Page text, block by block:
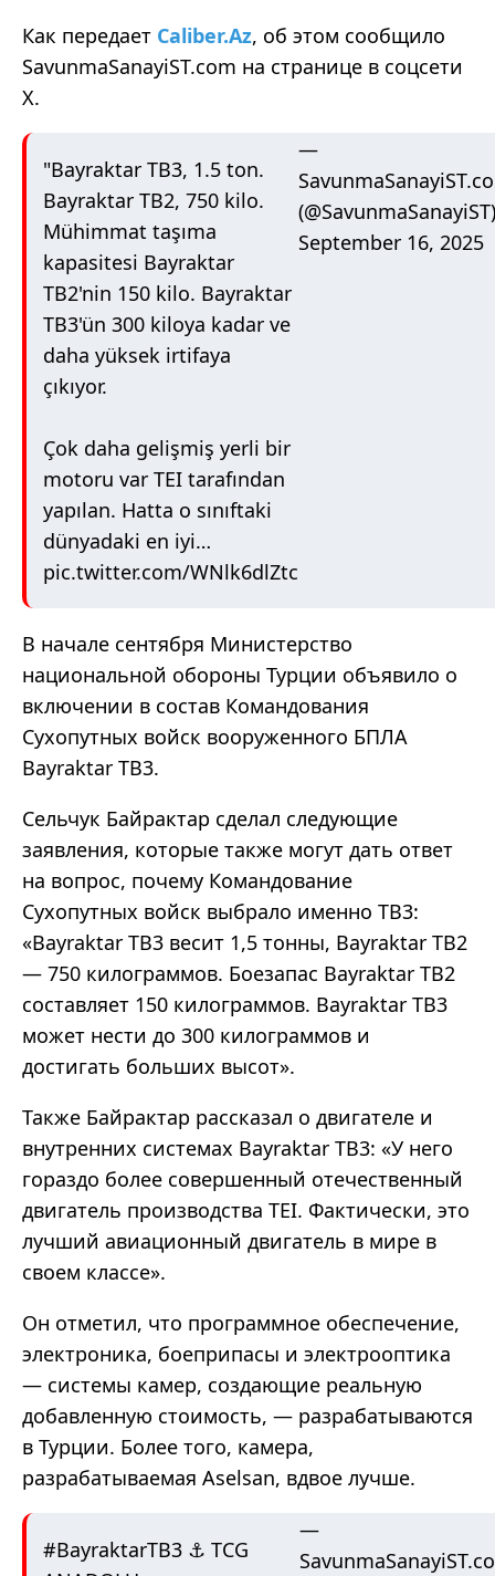
Как передает Caliber.Az, об этом сообщило
SavunmaSanayiST.com на странице в соцсети
Х.
"Bayraktar TB3, 1.5 ton.
Bayraktar TB2, 750 kilo.
Mühimmat taşıma
kapasitesi Bayraktar
TB2'nin 150 kilo. Bayraktar
TB3'ün 300 kiloya kadar ve
daha yüksek irtifaya
çıkıyor.
Çok daha gelişmiş yerli bir
motoru var TEI tarafından
yapılan. Hatta o sınıftaki
dünyadaki en iyi…
pic.twitter.com/WNlk6dlZtc
—
(@SavunmaSanayiST)
September 16, 2025
В начале сентября Министерство
национальной обороны Турции объявило о
включении в состав Командования
Сухопутных войск вооруженного БПЛА
Bayraktar TB3.
Сельчук Байрактар ​​сделал следующие
заявления, которые также могут дать ответ
на вопрос, почему Командование
Сухопутных войск выбрало именно TB3:
«Bayraktar TB3 весит 1,5 тонны, Bayraktar TB2
— 750 килограммов. Боезапас Bayraktar TB2
составляет 150 килограммов. Bayraktar TB3
может нести до 300 килограммов и
достигать больших высот».
Также Байрактар ​​рассказал о двигателе и
внутренних системах Bayraktar TB3: «У него
гораздо более совершенный отечественный
двигатель производства TEI. Фактически, это
лучший авиационный двигатель в мире в
своем классе».
Он отметил, что программное обеспечение,
электроника, боеприпасы и электрооптика
— системы камер, создающие реальную
добавленную стоимость, — разрабатываются
в Турции. Более того, камера,
разрабатываемая Aselsan, вдвое лучше.
#BayraktarTB3 ⚓️ TCG
—